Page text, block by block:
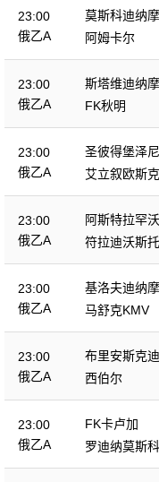
23:00
俄乙A
莫斯科迪纳
阿姆卡尔
23:00
俄乙A
斯塔维迪纳摩
FK秋明
23:00
俄乙A
圣彼得堡泽尼
队
艾立叙欧斯克
23:00
俄乙A
阿斯特拉罕
符拉迪沃斯托
那摩
23:00
俄乙A
基洛夫迪纳摩
马舒克KMV
23:00
俄乙A
布里安斯克
西伯尔
23:00
俄乙A
FK卡卢加
罗迪纳莫斯